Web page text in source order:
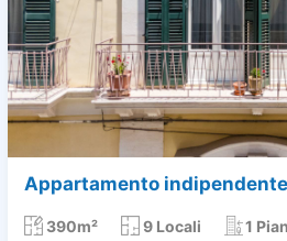
Appartamento
390m² 9 Locali 1